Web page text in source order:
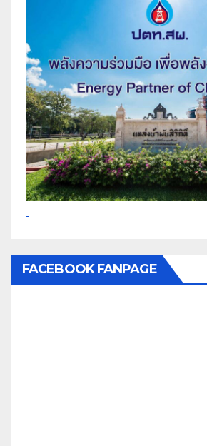
FACEBOOK FANPAGE